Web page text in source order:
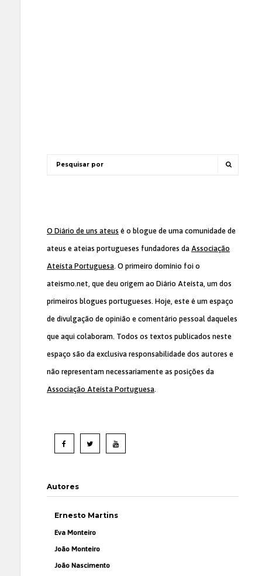
O Diário de uns ateus é o blogue de uma comunidade de
ateus e ateias portugueses fundadores da Associação
Ateísta Portuguesa. O primeiro domínio foi o
ateismo.net, que deu origem ao Diário Ateísta, um dos
primeiros blogues portugueses. Hoje, este é um espaço
de divulgação de opinião e comentário pessoal daqueles
que aqui colaboram. Todos os textos publicados neste
espaço são da exclusiva responsabilidade dos autores e
não representam necessariamente as posições da
Associação Ateísta Portuguesa.
Autores
Ernesto Martins
Eva Monteiro
João Monteiro
João Nascimento